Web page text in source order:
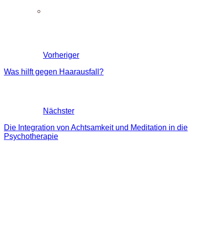
Vorheriger
Was hilft gegen Haarausfall?
Nächster
Die Integration von Achtsamkeit und Meditation in die
Psychotherapie